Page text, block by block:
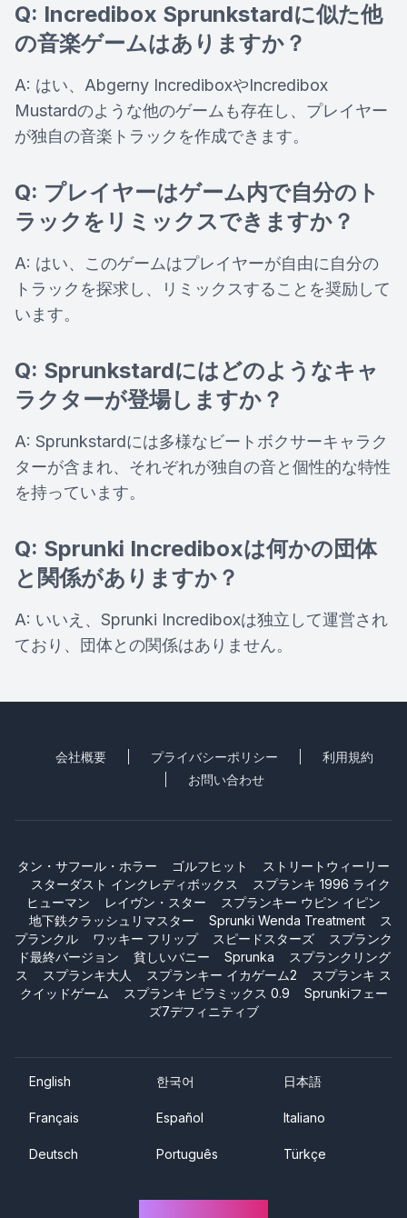
Q: Incredibox Sprunkstardに似た他
の音楽ゲームはありますか？
A: はい、Abgerny IncrediboxやIncredibox
Mustardのような他のゲームも存在し、プレイヤー
が独自の音楽トラックを作成できます。
Q: プレイヤーはゲーム内で自分のト
ラックをリミックスできますか？
A: はい、このゲームはプレイヤーが自由に自分の
トラックを探求し、リミックスすることを奨励して
います。
Q: Sprunkstardにはどのようなキャ
ラクターが登場しますか？
A: Sprunkstardには多様なビートボクサーキャラク
ターが含まれ、それぞれが独自の音と個性的な特性
を持っています。
Q: Sprunki Incrediboxは何かの団体
と関係がありますか？
A: いいえ、Sprunki Incrediboxは独立して運営され
ており、団体との関係はありません。
会社概要 プライバシーポリシー
利用規約
お問い合わせ
タン・サフール・ホラー ゴルフヒット
ストリートウィーリー
スターダスト インクレディボックス
スプランキ 1996 ライク
ヒューマン
レイヴン・スター
スプランキー ウピン イピン
地下鉄クラッシュリマスター
Sprunki Wenda Treatment
ス
プランクル
ワッキー フリップ スピードスターズ
スプランク
ド最終バージョン
貧しいバニー Sprunka
スプランクリング
ス
スプランキ大人 スプランキー イカゲーム2
スプランキ ス
クイッドゲーム
スプランキ ピラミックス 0.9
Sprunkiフェー
ズ7デフィニティブ
English 한국어 日本語
Français Español Italiano
Deutsch Português Türkçe